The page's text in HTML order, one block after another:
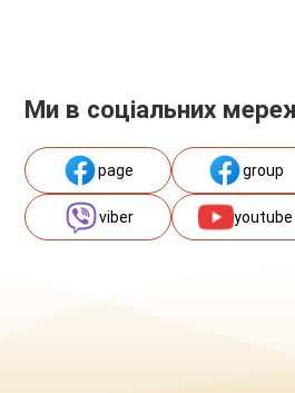
Ми в соціальних
page group
viber youtube